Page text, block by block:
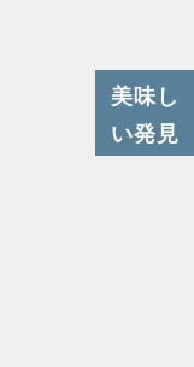
美味し
い発見